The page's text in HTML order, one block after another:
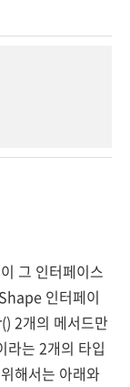
그 인터페이스
인터페이
2개의 메서드만
는 2개의 타입
해서는 아래와